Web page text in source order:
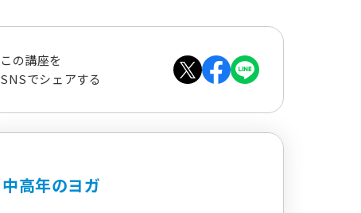
この講座を
SNSでシェアする
中高年のヨガ